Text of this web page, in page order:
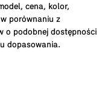
cena, kolor,
porównaniu z
o podobnej dostępności
dopasowania.